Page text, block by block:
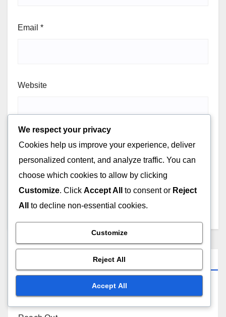
Email *
Website
Save my name, email, and website in this browser for
the next time I comment.
We respect your privacy
Cookies help us improve your experience, deliver
personalized content, and analyze traffic. You can
choose which cookies to allow by clicking
Customize. Click Accept All to consent or Reject
All
to decline non-essential cookies.
Customize
Reject All
Accept All